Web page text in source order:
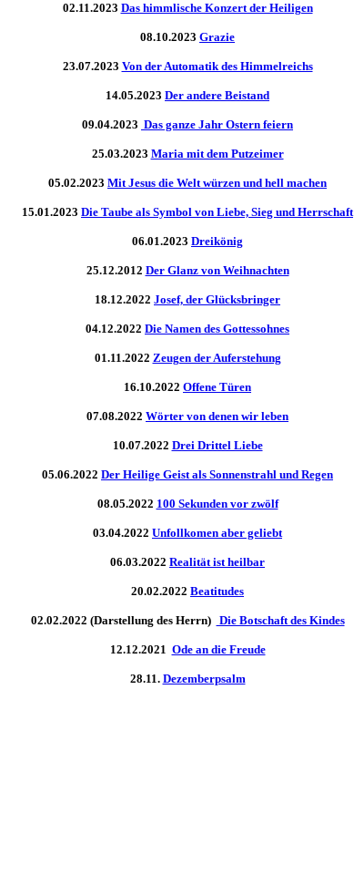
02.11.2023 Das himmlische Konzert der Heiligen
08.10.2023 Grazie
23.07.2023 Von der Automatik des Himmelreichs
14.05.2023 Der andere Beistand
09.04.2023 Das ganze Jahr Ostern feiern
25.03.2023 Maria mit dem Putzeimer
05.02.2023 Mit Jesus die Welt würzen und hell machen
15.01.2023 Die Taube als Symbol von Liebe, Sieg und Herrschaft
06.01.2023 Dreikönig
25.12.2012 Der Glanz von Weihnachten
18.12.2022 Josef, der Glücksbringer
04.12.2022 Die Namen des Gottessohnes
01.11.2022 Zeugen der Auferstehung
16.10.2022 Offene Türen
07.08.2022 Wörter von denen wir leben
10.07.2022 Drei Drittel Liebe
05.06.2022 Der Heilige Geist als Sonnenstrahl und Regen
08.05.2022 100 Sekunden vor zwölf
03.04.2022 Unfollkomen aber geliebt
06.03.2022 Realität ist heilbar
20.02.2022 Beatitudes
02.02.2022 (Darstellung des Herrn) Die Botschaft des Kindes
12.12.2021 Ode an die Freude
28.11. Dezemberpsalm